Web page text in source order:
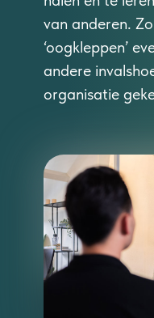
van anderen.
‘oogkleppen’
andere
organisatie